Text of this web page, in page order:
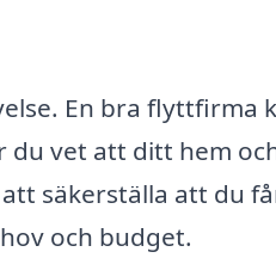
En bra flyttfirma
du vet att ditt hem
säkerställa att du
och budget.